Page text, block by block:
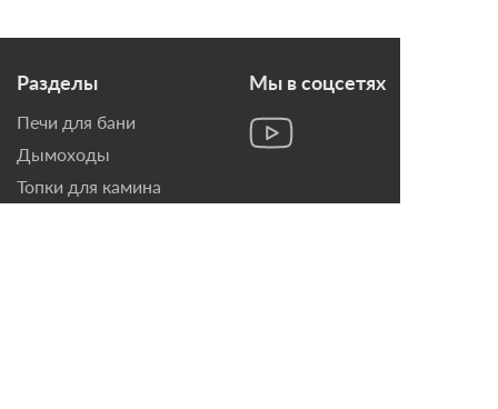
Разделы
Печи для бани
Дымоходы
Топки для камина
Мы в соцсетях